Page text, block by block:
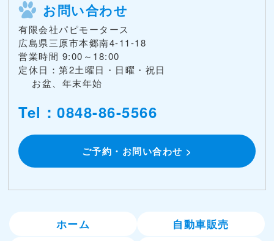
お問い合わせ
有限会社パピモータース
広島県三原市本郷南4-11-18
営業時間 9:00～18:00
定休日：第2土曜日・日曜・祝日
お盆、年末年始
Tel：0848-86-5566
ご予約・お問い合わせ >
ホーム 自動車販売